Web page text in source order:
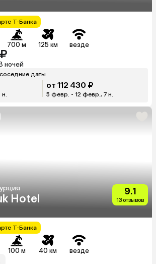
Т-Банка
700 м 125 км везде
ночей
даты
н.
от 112 430 ₽
5 февр. - 12 февр., 7 н.
Hotel
9.1
13 отзывов
Т-Банка
100 м 40 км везде